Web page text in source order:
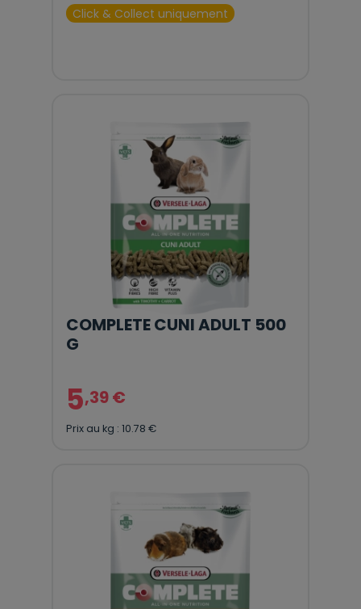
Click & Collect uniquement
COMPLETE CUNI ADULT 500
G
5,39 €
Prix au kg : 10.78 €